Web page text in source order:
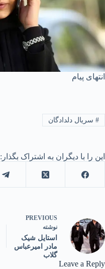
انتهای پیام
#سریال دلدادگان
این را با دیگران به اشتراک بگذار:
PREVIOUS
نوشته
استایل شیک
مادر امیرعباس
گلاب
Leave a Reply